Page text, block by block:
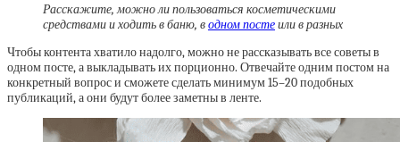
Расскажите, можно ли пользоваться косметическими
средствами и ходить в баню, водном постеили в разных
Чтобы контента хватило надолго, можно не рассказывать все советы в
одном посте, а выкладывать их порционно. Отвечайте одним постом на
конкретный вопрос и сможете сделать минимум 15–20 подобных
публикаций, а они будут более заметны в ленте.